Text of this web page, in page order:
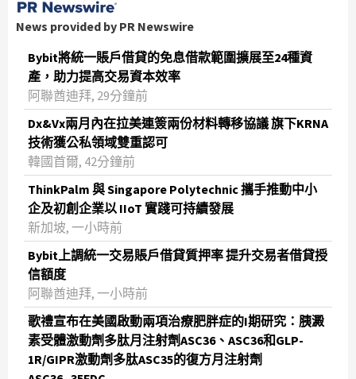
News provided by PR Newswire
Bybit將統一賬戶借貸的免息借款範圍擴展至24種資
產，助力提高交易資本效率
阿聯酋迪拜, 29分鐘前
Dx&Vx兩月內在拉美連簽兩份材料轉移協議 旗下KRNA
技術獲公私領域雙重認可
韓國首爾, 42分鐘前
ThinkPalm 與 Singapore Polytechnic 攜手推動中小
企及初創企業以 IIoT 實踐可持續發展
新加坡, 一小時前
Bybit上調統一交易賬戶借貸質押率 提升交易者借貸授
信額度
阿聯酋迪拜, 一小時前
歌禮宣布在美國啟動兩項治療肥胖症的I期研究：胰澱
素受體激動劑多肽月注射劑ASC36、ASC36和GLP-
1R/GIPR激動劑多肽ASC35的復方月注射劑